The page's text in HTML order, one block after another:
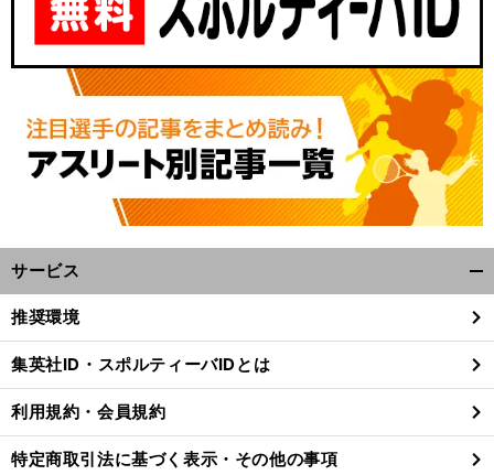
前
へ
サービス
閉
る
推奨環境
集英社ID・スポルティーバIDとは
利用規約・会員規約
特定商取引法に基づく表示・その他の事項